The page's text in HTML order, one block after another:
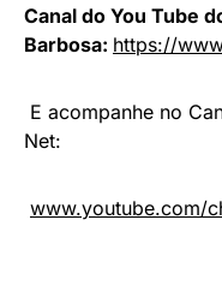
Canal do You Tube
Barbosa: https://
E acompanhe no
Net:
www.youtube.com/